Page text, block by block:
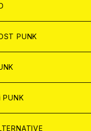
CONTENTS
PUNK
PUNK